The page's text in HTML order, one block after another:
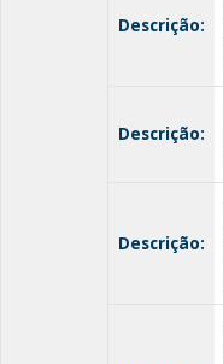
Descrição:
Descrição:
Descrição: